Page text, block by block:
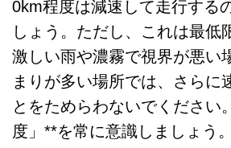
0km程度は減速して走行する
しょう。ただし、これは最低
激しい雨や濃霧で視界が悪い
まりが多い場所では、さらに
とをためらわないでください
度」**を常に意識しましょう。